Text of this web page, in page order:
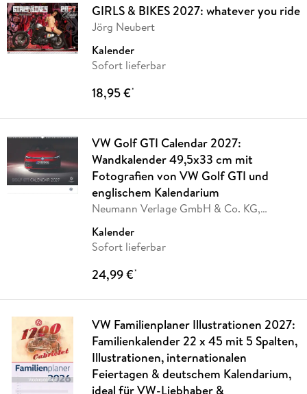
GIRLS & BIKES 2027: whatever you ride
Jörg Neubert
Kalender
Sofort lieferbar
18,95 €*
VW Golf GTI Calendar 2027:
Wandkalender 49,5x33 cm mit
Fotografien von VW Golf GTI und
englischem Kalendarium
Neumann Verlage GmbH & Co. KG,
Kalender
Sofort lieferbar
24,99 €*
VW Familienplaner Illustrationen 2027:
Familienkalender 22 x 45 mit 5 Spalten,
Illustrationen, internationalen
Feiertagen & deutschem Kalendarium,
ideal für VW-Liebhaber &